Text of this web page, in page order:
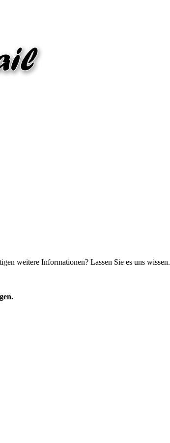
weitere Informationen? Lassen Sie es uns wissen.